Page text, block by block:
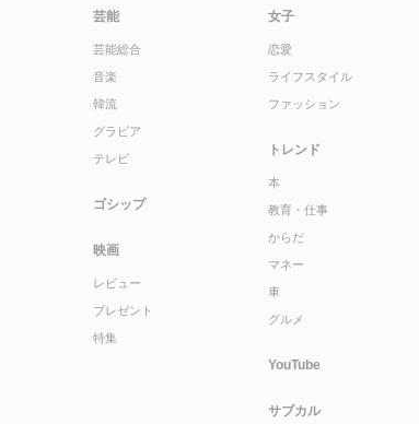
芸能
芸能総合
音楽
韓流
グラビア
テレビ
ゴシップ
映画
レビュー
プレゼント
特集
女子
恋愛
ライフスタイル
ファッション
トレンド
本
教育・仕事
からだ
マネー
車
グルメ
YouTube
サブカル